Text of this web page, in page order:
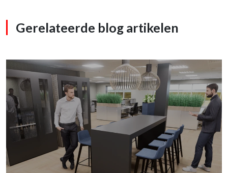
Gerelateerde blog artikelen